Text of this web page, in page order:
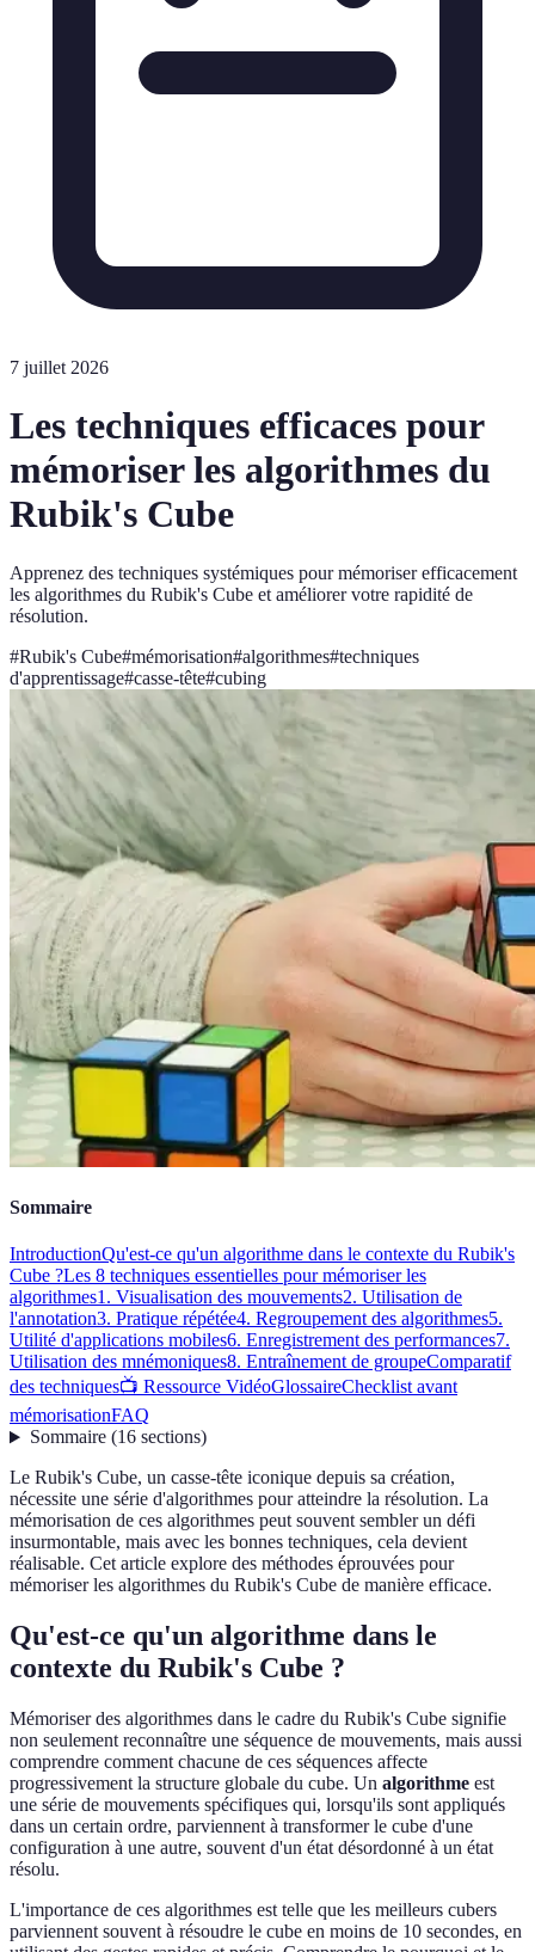
7 juillet 2026
Les techniques efficaces pour
mémoriser les algorithmes du
Rubik's Cube
Apprenez des techniques systémiques pour mémoriser efficacement
les algorithmes du Rubik's Cube et améliorer votre rapidité de
résolution.
#Rubik's Cube#mémorisation#algorithmes#techniques
d'apprentissage#casse-tête#cubing
Sommaire
IntroductionQu'est-ce qu'un algorithme dans le contexte du Rubik's
Cube ?Les 8 techniques essentielles pour mémoriser les
algorithmes1. Visualisation des mouvements2. Utilisation de
l'annotation3. Pratique répétée4. Regroupement des algorithmes5.
Utilité d'applications mobiles6. Enregistrement des performances7.
Utilisation des mnémoniques8. Entraînement de groupeComparatif
des techniques📺 Ressource VidéoGlossaireChecklist avant
mémorisationFAQ
Sommaire(16 sections)
Le Rubik's Cube, un casse-tête iconique depuis sa création,
nécessite une série d'algorithmes pour atteindre la résolution. La
mémorisation de ces algorithmes peut souvent sembler un défi
insurmontable, mais avec les bonnes techniques, cela devient
réalisable. Cet article explore des méthodes éprouvées pour
mémoriser les algorithmes du Rubik's Cube de manière efficace.
Qu'est-ce qu'un algorithme dans le
contexte du Rubik's Cube ?
Mémoriser des algorithmes dans le cadre du Rubik's Cube signifie
non seulement reconnaître une séquence de mouvements, mais aussi
comprendre comment chacune de ces séquences affecte
progressivement la structure globale du cube. Un algorithme est
une série de mouvements spécifiques qui, lorsqu'ils sont appliqués
dans un certain ordre, parviennent à transformer le cube d'une
configuration à une autre, souvent d'un état désordonné à un état
résolu.
L'importance de ces algorithmes est telle que les meilleurs cubers
parviennent souvent à résoudre le cube en moins de 10 secondes, en